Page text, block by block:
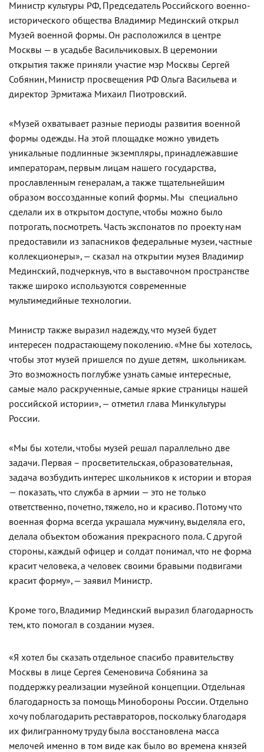
Министр культуры РФ, Председатель Российского военно-
исторического общества Владимир Мединский открыл
Музей военной формы. Он расположился в центре
Москвы — в усадьбе Васильчиковых. В церемонии
открытия также приняли участие мэр Москвы Сергей
Собянин, Министр просвещения РФ Ольга Васильева и
директор Эрмитажа Михаил Пиотровский.
«Музей охватывает разные периоды развития военной
формы одежды. На этой площадке можно увидеть
уникальные подлинные экземпляры, принадлежавшие
императорам, первым лицам нашего государства,
прославленным генералам, а также тщательнейшим
образом воссозданные копий формы. Мы специально
сделали их в открытом доступе, чтобы можно было
потрогать, посмотреть. Часть экспонатов по проекту нам
предоставили из запасников федеральные музеи, частные
коллекционеры», — сказал на открытии музея Владимир
Мединский, подчеркнув, что в выставочном пространстве
также широко используются современные
мультимедийные технологии.
Министр также выразил надежду, что музей будет
интересен подрастающему поколению. «Мне бы хотелось,
чтобы этот музей пришелся по душе детям, школьникам.
Это возможность поглубже узнать самые интересные,
самые мало раскрученные, самые яркие страницы нашей
российской истории», — отметил глава Минкультуры
России.
«Мы бы хотели, чтобы музей решал параллельно две
задачи. Первая – просветительская, образовательная,
задача возбудить интерес школьников к истории и вторая
— показать, что служба в армии — это не только
ответственно, почетно, тяжело, но и красиво. Потому что
военная форма всегда украшала мужчину, выделяла его,
делала объектом обожания прекрасного пола. С другой
стороны, каждый офицер и солдат понимал, что не форма
красит человека, а человек своими бравыми подвигами
красит форму», — заявил Министр.
Кроме того, Владимир Мединский выразил благодарность
тем, кто помогал в создании музея.
«Я хотел бы сказать отдельное спасибо правительству
Москвы в лице Сергея Семеновича Собянина за
поддержку реализации музейной концепции. Отдельная
благодарность за помощь Минобороны России. Отдельно
хочу поблагодарить реставраторов, поскольку благодаря
их филигранному труду была восстановлена масса
мелочей именно в том виде как было во времена князей